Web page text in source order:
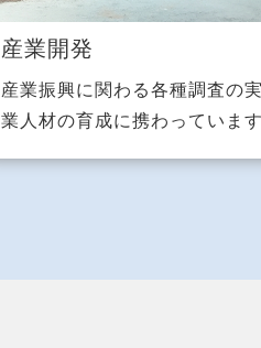
産業開発
産業振興に関わる各種調査の
業人材の育成に携わっています